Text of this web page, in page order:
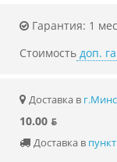
Гарантия: 1
Стоимость доп.
Доставка в
10.00 ƃ
Доставка в